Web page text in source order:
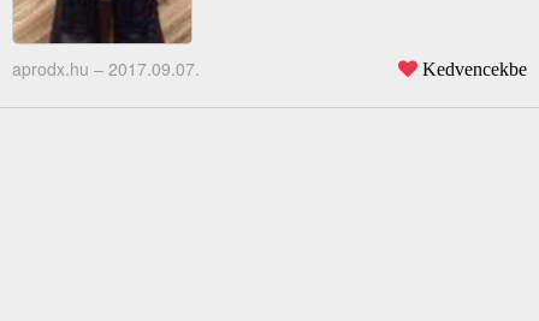
aprodx.hu – 2017.09.07. Kedvencekbe